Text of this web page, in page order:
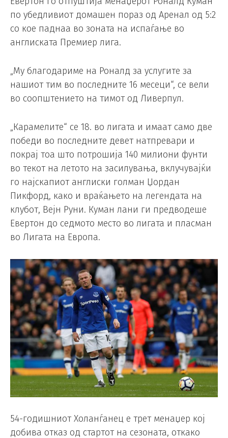
по убедливиот домашен пораз од Аренал од 5:2
со кое паднаа во зоната на испаѓање во
англиската Премиер лига.
„Му благодариме на Роналд за услугите за
нашиот тим во последните 16 месеци“, се вели
во соопштението на тимот од Ливерпул.
„Карамелите“ се 18. во лигата и имаат само две
победи во последните девет натпревари и
покрај тоа што потрошија 140 милиони фунти
во текот на летото на засилувања, вклучувајќи
го најскапиот англиски голман Џордан
Пикфорд, како и враќањето на легендата на
клубот, Вејн Руни. Куман лани ги предводеше
Евертон до седмото место во лигата и пласман
во Лигата на Европа.
54-годишниот Холанѓанец е трет менаџер кој
добива отказ од стартот на сезоната, откако